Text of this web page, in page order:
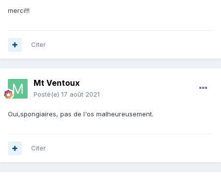
merci!!!
Citer
Mt Ventoux
Posté(e) 17 août 2021
Oui,spongiaires, pas de l'os malheureusement.
Citer